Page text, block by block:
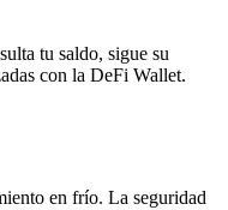
tu saldo, sigue su
con la DeFi Wallet.
en frío. La seguridad